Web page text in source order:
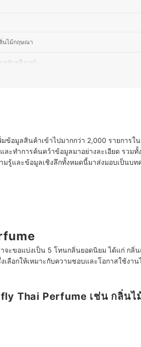
นไม้กฤษณา
พลับพลึงแพร์
าวเหนียวมะม่วง
ข้อมูลสินค้าเข้าไปมากกว่า 2,000 รายการใ
ละทำการค้นคว้าข้อมูลมาอย่างละเอียด รวม
รู้และข้อมูลเชิงลึกทั้งหมดนี้มาส่งมอบเป็นบท
จะขอแบ่งเป็น 5 โทนกลิ่นยอดนิยม ได้แก่ กลิ่
ลือกให้เหมาะกับความชอบและโอกาสใช้งาน
Thai Perfume เช่น กลิ่นไ